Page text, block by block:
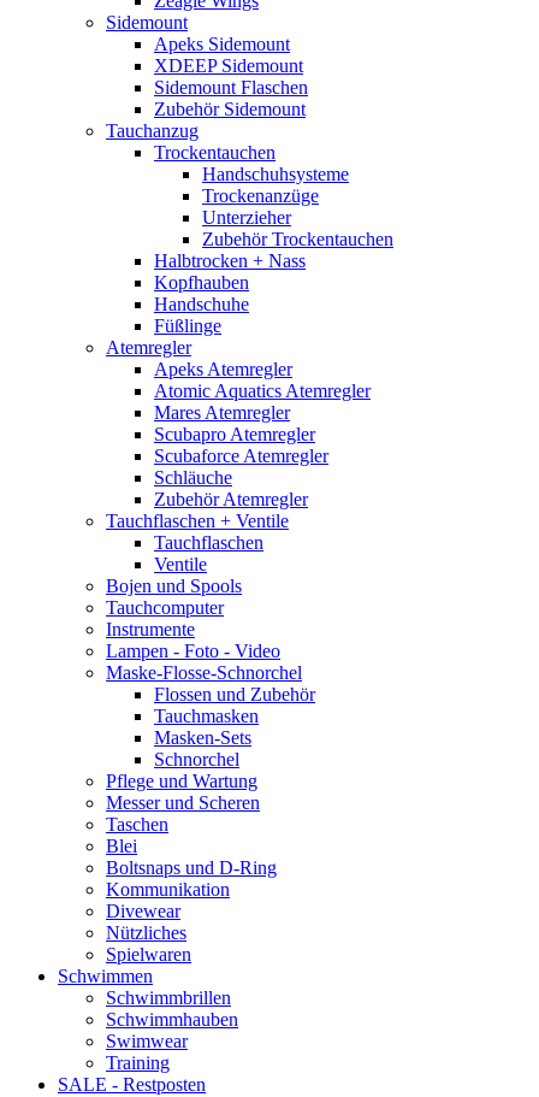
Sidemount
Apeks Sidemount
XDEEP Sidemount
Sidemount Flaschen
Zubehör Sidemount
Tauchanzug
Trockentauchen
Handschuhsysteme
Trockenanzüge
Unterzieher
Zubehör Trockentauchen
Halbtrocken + Nass
Kopfhauben
Handschuhe
Füßlinge
Atemregler
Apeks Atemregler
Atomic Aquatics Atemregler
Mares Atemregler
Scubapro Atemregler
Scubaforce Atemregler
Schläuche
Zubehör Atemregler
Tauchflaschen + Ventile
Tauchflaschen
Ventile
Bojen und Spools
Tauchcomputer
Instrumente
Lampen - Foto - Video
Maske-Flosse-Schnorchel
Flossen und Zubehör
Tauchmasken
Masken-Sets
Schnorchel
Pflege und Wartung
Messer und Scheren
Taschen
Blei
Boltsnaps und D-Ring
Kommunikation
Divewear
Nützliches
Spielwaren
Schwimmen
Schwimmbrillen
Schwimmhauben
Swimwear
Training
SALE - Restposten